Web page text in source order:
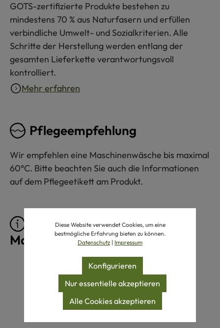
GOTS-zertifizierte Produkte bestehen zu
mindestens 70 % aus Naturfasern und erfüllen
verbindliche Umwelt- und Sozialkriterien. Alle
Schritte der Herstellung werden entlang der
gesamten Lieferkette verantwortungsvoll
kontrolliert.
Mehr erfahren
Pflegeempfehlung
Wir empfehlen eine Maschinenwäsche bis maximal
60°C. Bitte beachten Sie auch die Informationen
auf dem Pflegeetikett am Produkt.
Pflegeprodukte für
Maschinenwäsche 60°C
Produktgalerie überspringen
Diese Website verwendet Cookies, um eine
bestmögliche Erfahrung bieten zu können.
Datenschutz | Impressum
Nur essentielle akzeptieren
Konfigurieren
Alle Cookies akzeptieren